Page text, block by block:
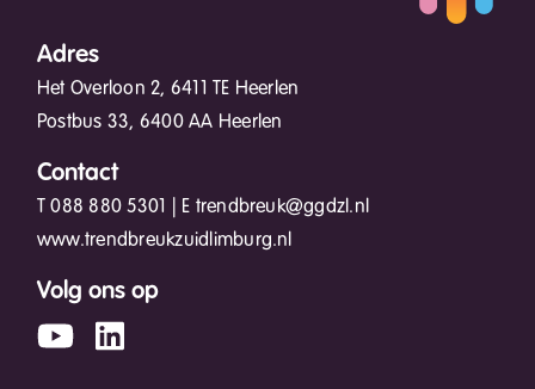
Adres
Het Overloon 2, 6411 TE Heerlen
Postbus 33, 6400 AA Heerlen
Contact
T088 880 5301 | E trendbreuk@ggdzl.nl
www.trendbreukzuidlimburg.nl
Volg ons op